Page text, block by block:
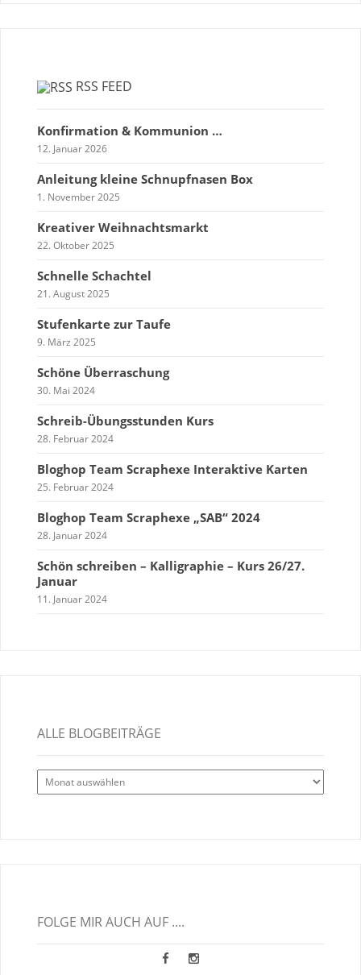
RSS FEED
Konfirmation & Kommunion …
12. Januar 2026
Anleitung kleine Schnupfnasen Box
1. November 2025
Kreativer Weihnachtsmarkt
22. Oktober 2025
Schnelle Schachtel
21. August 2025
Stufenkarte zur Taufe
9. März 2025
Schöne Überraschung
30. Mai 2024
Schreib-Übungsstunden Kurs
28. Februar 2024
Bloghop Team Scraphexe Interaktive Karten
25. Februar 2024
Bloghop Team Scraphexe „SAB“ 2024
28. Januar 2024
Schön schreiben – Kalligraphie – Kurs 26/27.
Januar
11. Januar 2024
ALLE BLOGBEITRÄGE
Alle
Blogbeiträge
FOLGE MIR AUCH AUF ....